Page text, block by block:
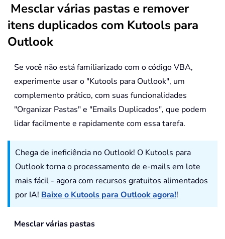
Mesclar várias pastas e remover
itens duplicados com Kutools para
Outlook
Se você não está familiarizado com o código VBA,
experimente usar o "Kutools para Outlook", um
complemento prático, com suas funcionalidades
"Organizar Pastas" e "Emails Duplicados", que podem
lidar facilmente e rapidamente com essa tarefa.
Chega de ineficiência no Outlook! O Kutools para
Outlook torna o processamento de e-mails em lote
mais fácil - agora com recursos gratuitos alimentados
por IA! Baixe o Kutools para Outlook agora!!
Mesclar várias pastas